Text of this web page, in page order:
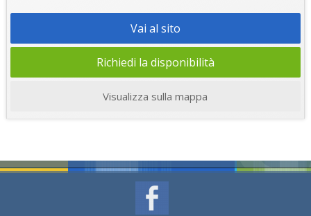
Vai al sito
Richiedi la disponibilità
Visualizza sulla mappa